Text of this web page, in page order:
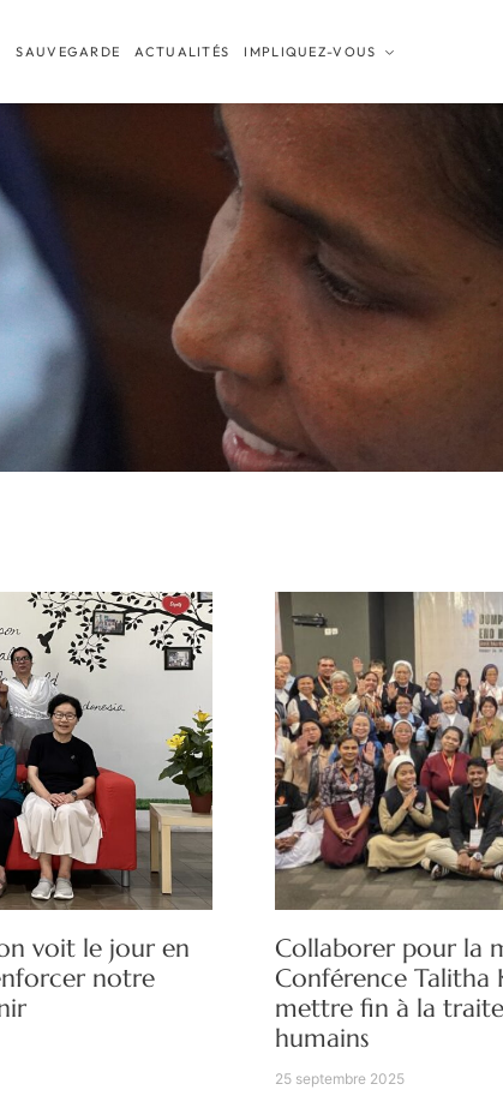
SAUVEGARDE ACTUALITÉS IMPLIQUEZ-VOUS
voit le jour en
notre
Collaborer pour la
Conférence Talitha
mettre fin à la
humains
25 septembre 2025